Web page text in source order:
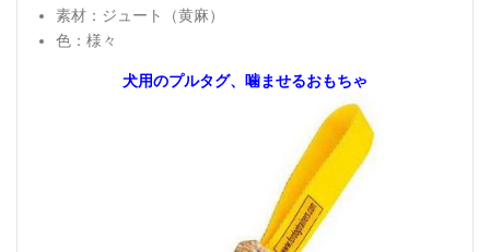
素材：ジュート（黄麻）
色：様々
犬用のプルタグ、噛ませるおもちゃ